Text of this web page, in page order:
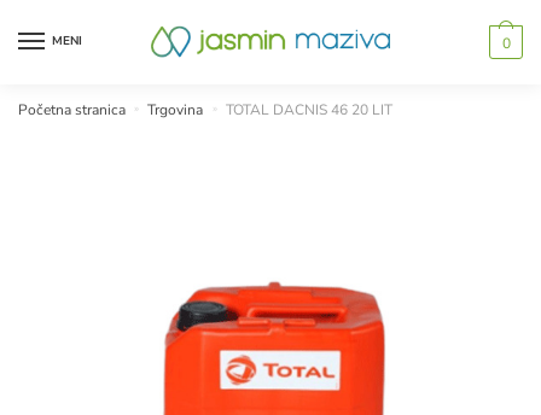
MENI 0
Početna stranica » Trgovina » TOTAL DACNIS 46 20 LIT